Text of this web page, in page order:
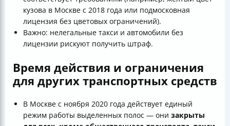
кузова в Москве с 2018 года или подмосковная
лицензия без цветовых ограничений).
Важно: нелегальные такси и автомобили без
лицензии рискуют получить штраф.
Время действия и ограничения
для других транспортных средств
В Москве с ноября 2020 года действует единый
режим работы выделенных полос — они закрыты